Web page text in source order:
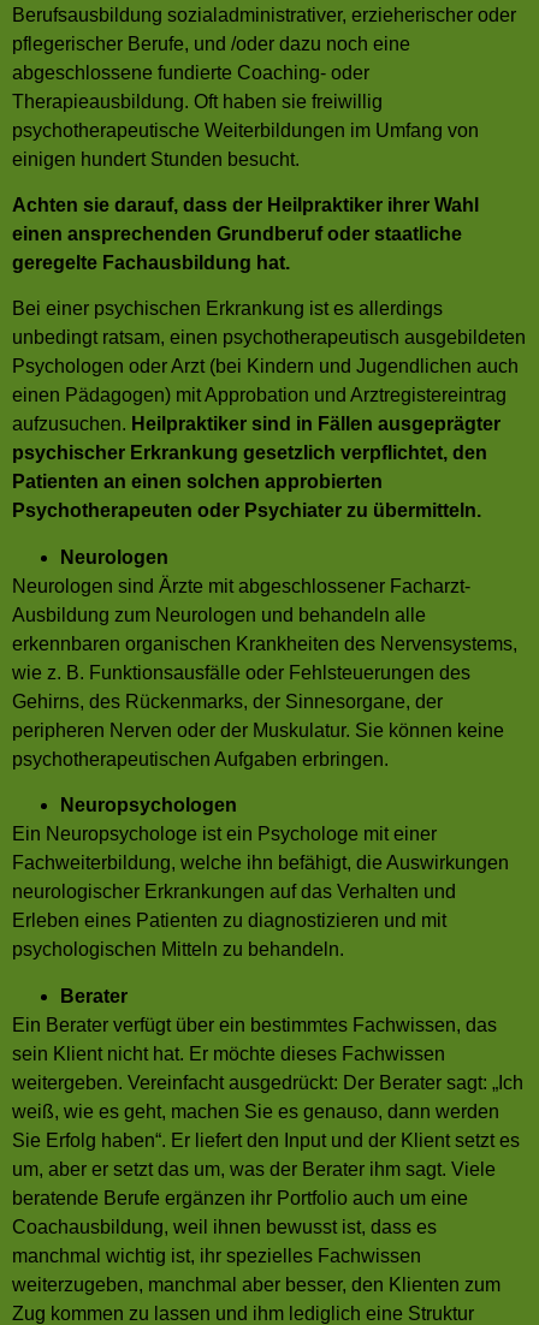
Berufsausbildung sozialadministrativer, erzieherischer oder
pflegerischer Berufe, und /oder dazu noch eine
abgeschlossene fundierte Coaching- oder
Therapieausbildung. Oft haben sie freiwillig
psychotherapeutische Weiterbildungen im Umfang von
einigen hundert Stunden besucht.
Achten sie darauf, dass der Heilpraktiker ihrer Wahl
einen ansprechenden Grundberuf oder staatliche
geregelte Fachausbildung hat.
Bei einer psychischen Erkrankung ist es allerdings
unbedingt ratsam, einen psychotherapeutisch ausgebildeten
Psychologen oder Arzt (bei Kindern und Jugendlichen auch
einen Pädagogen) mit Approbation und Arztregistereintrag
aufzusuchen. Heilpraktiker sind in Fällen ausgeprägter
psychischer Erkrankung gesetzlich verpflichtet, den
Patienten an einen solchen approbierten
Psychotherapeuten oder Psychiater zu übermitteln.
Neurologen
Neurologen sind Ärzte mit abgeschlossener Facharzt-
Ausbildung zum Neurologen und behandeln alle
erkennbaren organischen Krankheiten des Nervensystems,
wie z. B. Funktionsausfälle oder Fehlsteuerungen des
Gehirns, des Rückenmarks, der Sinnesorgane, der
peripheren Nerven oder der Muskulatur. Sie können keine
psychotherapeutischen Aufgaben erbringen.
Neuropsychologen
Ein Neuropsychologe ist ein Psychologe mit einer
Fachweiterbildung, welche ihn befähigt, die Auswirkungen
neurologischer Erkrankungen auf das Verhalten und
Erleben eines Patienten zu diagnostizieren und mit
psychologischen Mitteln zu behandeln.
Berater
Ein Berater verfügt über ein bestimmtes Fachwissen, das
sein Klient nicht hat. Er möchte dieses Fachwissen
weitergeben. Vereinfacht ausgedrückt: Der Berater sagt: „Ich
weiß, wie es geht, machen Sie es genauso, dann werden
Sie Erfolg haben“. Er liefert den Input und der Klient setzt es
um, aber er setzt das um, was der Berater ihm sagt. Viele
beratende Berufe ergänzen ihr Portfolio auch um eine
Coachausbildung, weil ihnen bewusst ist, dass es
manchmal wichtig ist, ihr spezielles Fachwissen
weiterzugeben, manchmal aber besser, den Klienten zum
Zug kommen zu lassen und ihm lediglich eine Struktur